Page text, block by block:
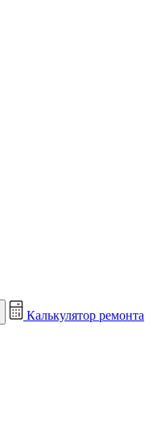
Калькулятор ремонта